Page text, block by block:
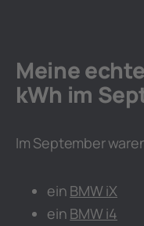
Meine
kWh im
Im September
ein BMW iX
ein BMW i4